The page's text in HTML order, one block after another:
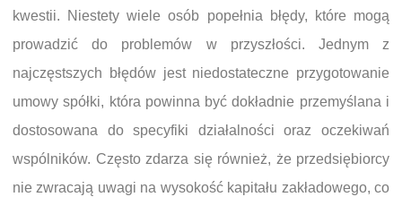
kwestii. Niestety wiele osób popełnia błędy, które mogą
prowadzić do problemów w przyszłości. Jednym z
najczęstszych błędów jest niedostateczne przygotowanie
umowy spółki, która powinna być dokładnie przemyślana i
dostosowana do specyfiki działalności oraz oczekiwań
wspólników. Często zdarza się również, że przedsiębiorcy
nie zwracają uwagi na wysokość kapitału zakładowego, co